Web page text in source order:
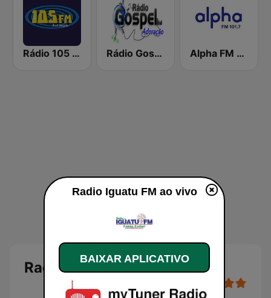
Rádio 105 FM Rádio Gospel Adoração Alpha FM 101.7
Radio Iguatu FM
Radio Iguatu FM ao vivo
BAIXAR APLICATIVO